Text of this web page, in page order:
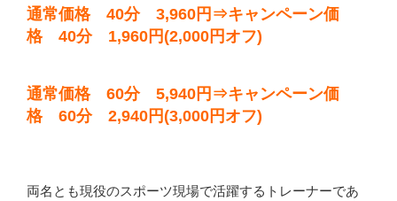
通常価格 40分 3,960円⇒キャンペーン価
格 40分 1,960円(2,000円オフ)
通常価格 60分 5,940円⇒キャンペーン価
格 60分 2,940円(3,000円オフ)
両名とも現役のスポーツ現場で活躍するトレーナーであ